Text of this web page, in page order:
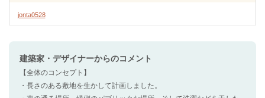
jonta0528
建築家・デザイナーからのコメント
【全体のコンセプト】
・長さのある敷地を生かして計画しました。